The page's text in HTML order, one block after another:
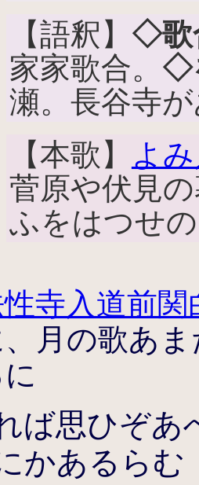
【語釈】 ◇歌
家家歌合。 ◇
瀬。長谷寺
【本歌】
よ
菅原や伏見
ふをはつせ
寺入道前関
、月の歌あ
ば思ひぞ
かあるらむ